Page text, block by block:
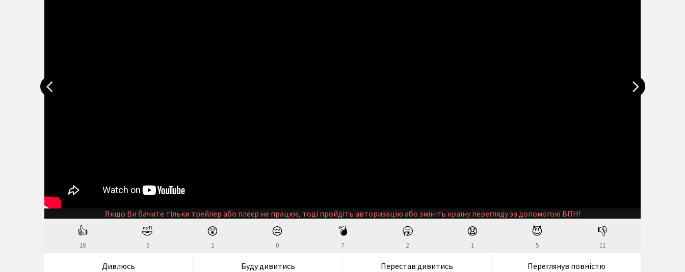
Якщо Ви бачите тільки трейлер або плеєр не працює, тоді пройдіть авторизацію або змініть країну перегляду за допомогою ВПН!
👍
18
🤣
5
😲
2
😔
0
💣
7
🥱
2
😧
1
😈
5
👎
11
Дивлюсь Буду дивитись Перестав дивитись Переглянув повністю